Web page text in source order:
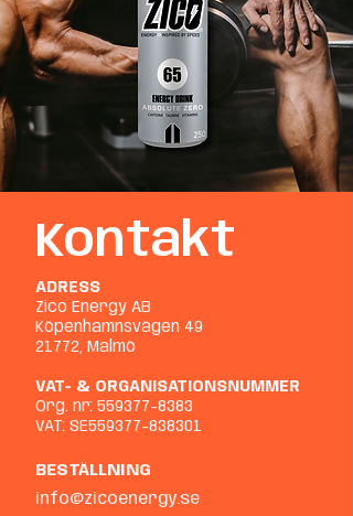
Kontakt
ADRESS
Zico Energy AB
Köpenhamnsvägen 49
21772, Malmö
VAT- & ORGANISATIONSNUMMER
Org. nr: 559377-8383
VAT: SE559377-838301
BESTÄLLNING
info@zicoenergy.se